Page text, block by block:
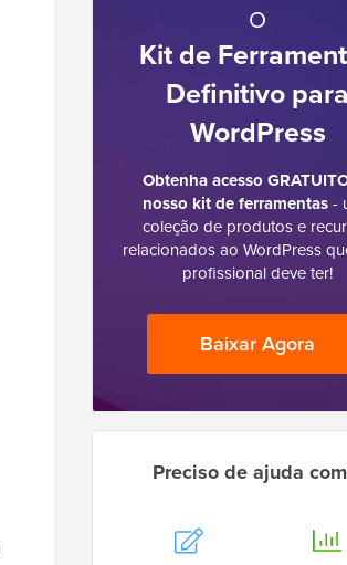
O
Kit de
Definitivo para
WordPress
Obtenha acesso
nosso kit de ferramentas-
coleção de produtos e
relacionados ao WordPress
profissional deve ter!
Baixar Agora
Preciso de ajuda